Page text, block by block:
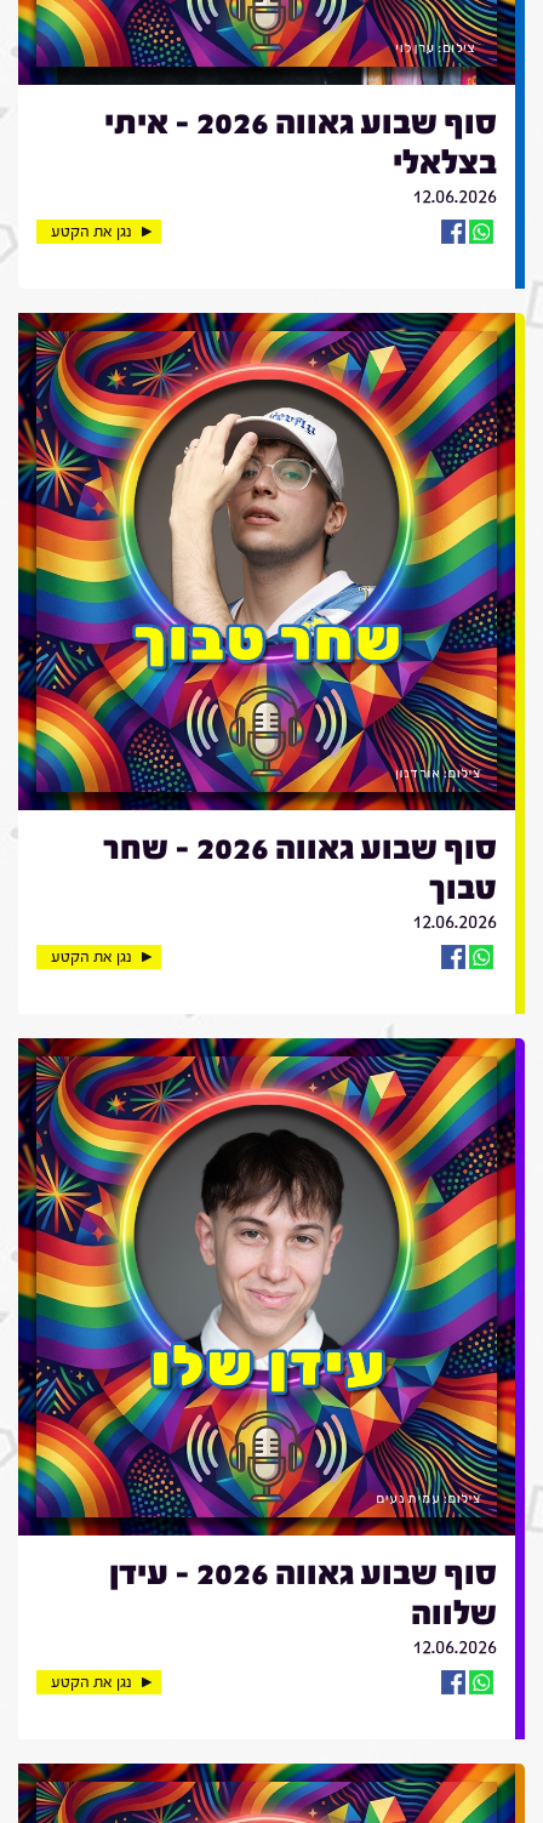
סוף שבוע גאווה 2026 - איתי
בצלאלי
12.06.2026
נגן את הקטע
סוף שבוע גאווה 2026 - שחר
טבוך
12.06.2026
נגן את הקטע
סוף שבוע גאווה 2026 - עידן
שלווה
12.06.2026
נגן את הקטע